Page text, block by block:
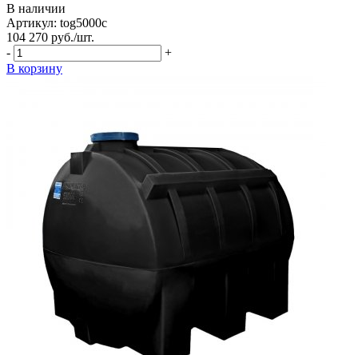
В наличии
Артикул: tog5000c
104 270 руб./шт.
-
+
В корзину